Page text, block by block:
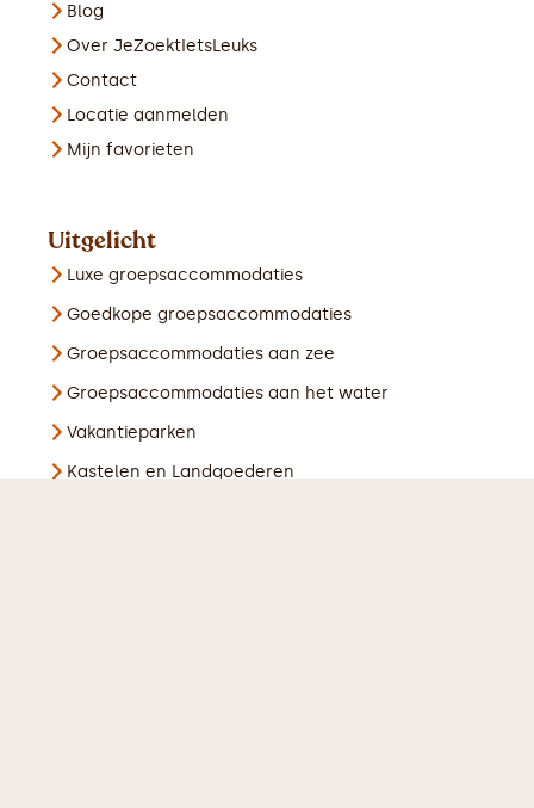
Blog
Over JeZoektIetsLeuks
Contact
Locatie aanmelden
Mijn favorieten
Uitgelicht
Luxe groepsaccommodaties
Goedkope groepsaccommodaties
Groepsaccommodaties aan zee
Groepsaccommodaties aan het water
Vakantieparken
Kastelen en Landgoederen